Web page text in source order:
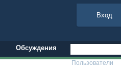
Обсуждения